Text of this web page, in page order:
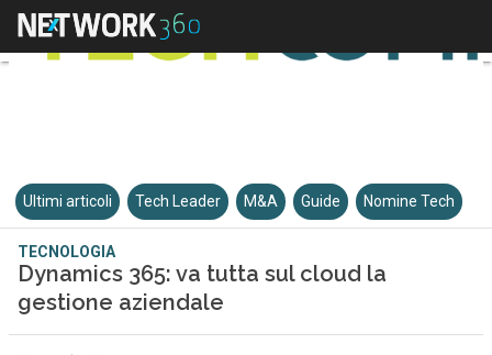
Ultimi articoli Tech Leader M&A Guide Nomine Tech
TECNOLOGIA
Dynamics 365: va tutta sul cloud la
gestione aziendale